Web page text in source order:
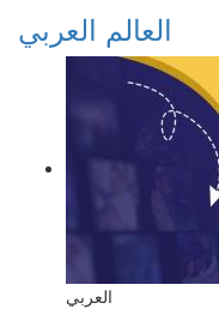
العالم العربي
العربي